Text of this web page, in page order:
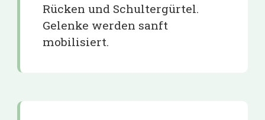
Rücken und Schultergürtel.
Gelenke werden sanft
mobilisiert.